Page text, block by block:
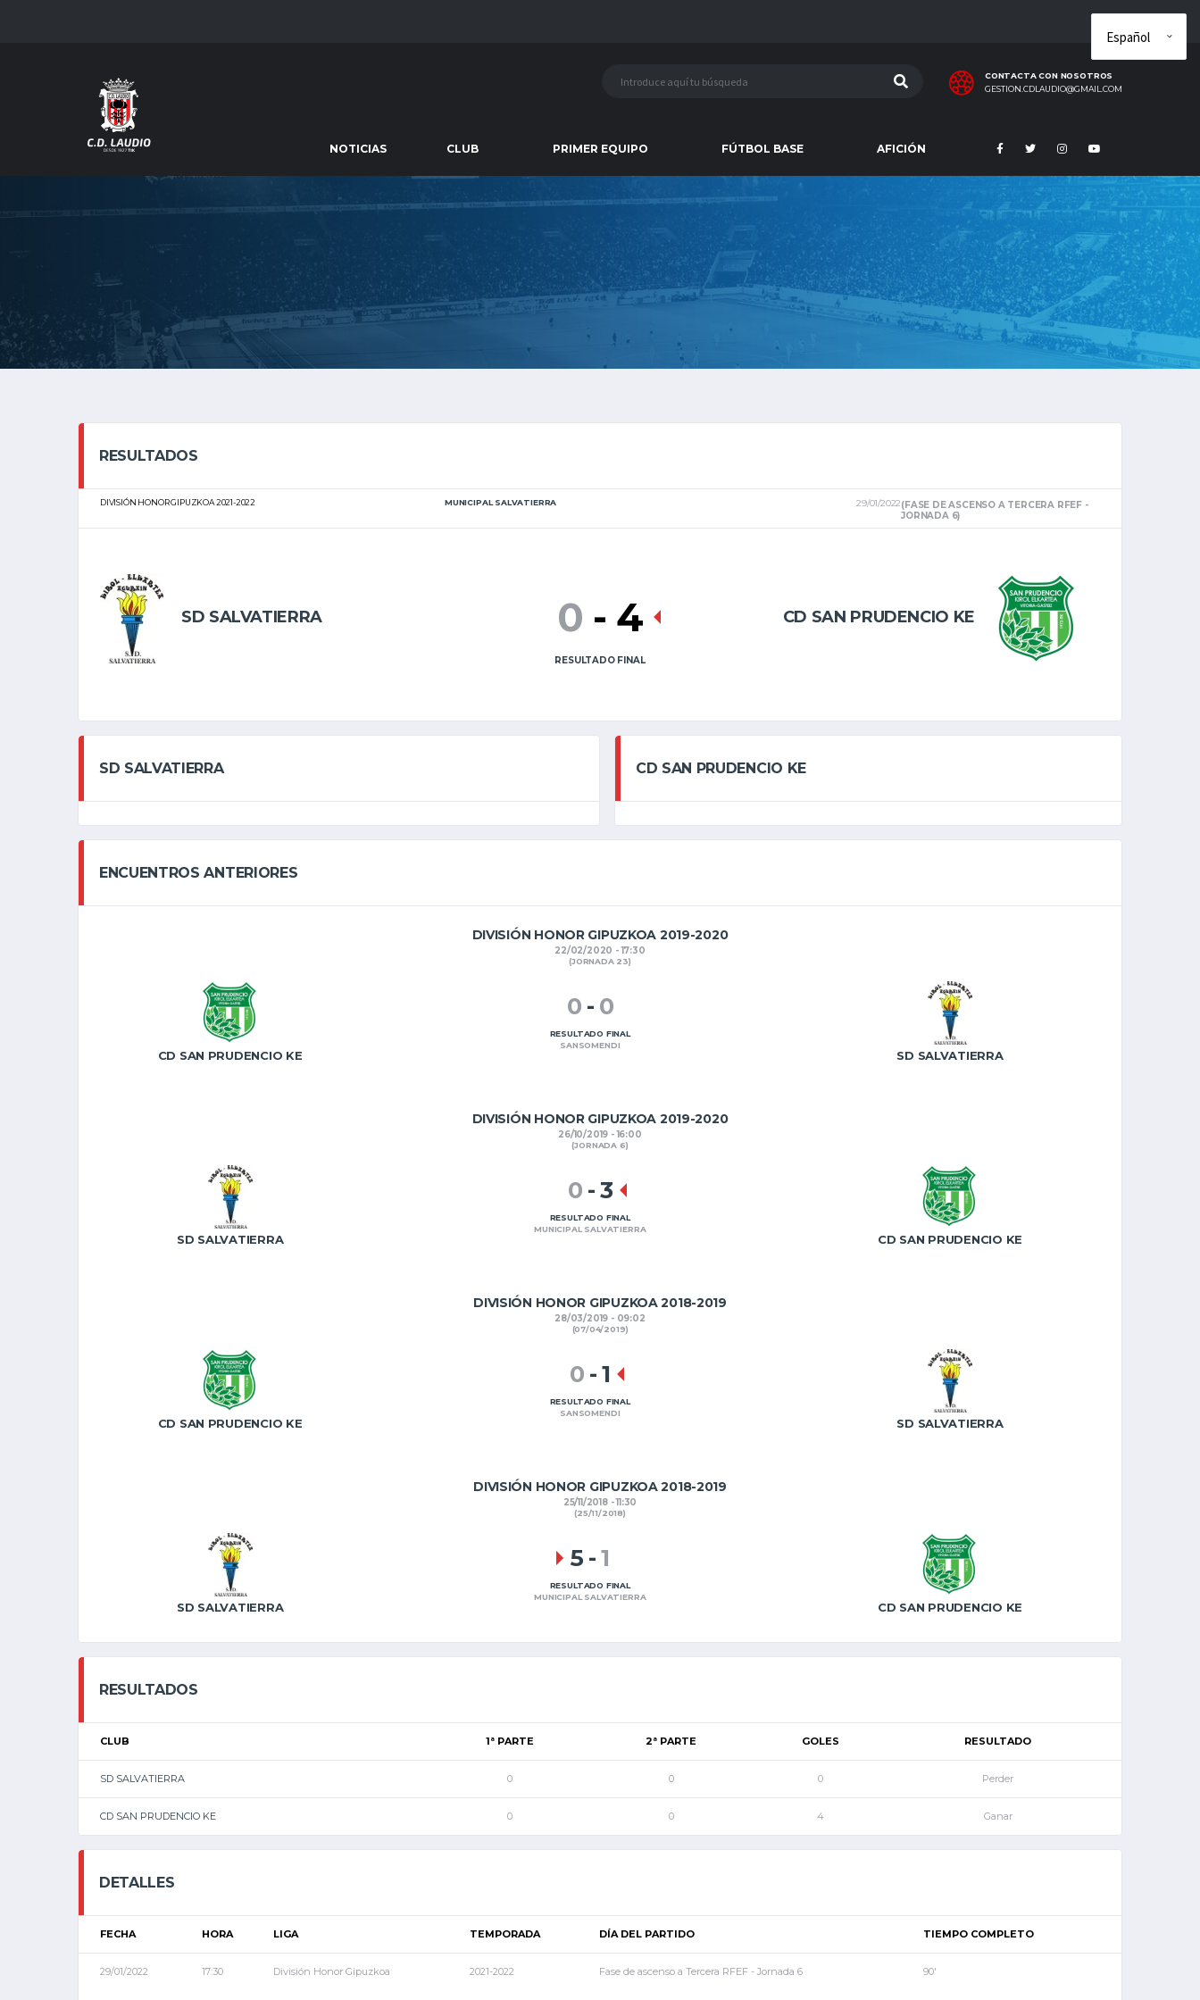
CONTACTA CON NOSOTROS
GESTION.CDLAUDIO@GMAIL.COM
NOTICIAS CLUB PRIMER EQUIPO FÚTBOL BASE AFICIÓN
RESULTADOS
DIVISIÓN HONOR GIPUZKOA 2021-2022 MUNICIPAL SALVATIERRA 29/01/2022(FASE DE ASCENSO A TERCERA RFEF -
JORNADA 6)
SD SALVATIERRA CD SAN PRUDENCIO KE
0 - 4
RESULTADO FINAL
SD SALVATIERRA CD SAN PRUDENCIO KE
ENCUENTROS ANTERIORES
DIVISIÓN HONOR GIPUZKOA 2019-2020
22/02/2020 - 17:30
(JORNADA 23)
CD SAN PRUDENCIO KE SD SALVATIERRA
0 - 0
RESULTADO FINAL
SANSOMENDI
DIVISIÓN HONOR GIPUZKOA 2019-2020
26/10/2019 - 16:00
(JORNADA 6)
SD SALVATIERRA CD SAN PRUDENCIO KE
0 -3
RESULTADO FINAL
MUNICIPAL SALVATIERRA
DIVISIÓN HONOR GIPUZKOA 2018-2019
28/03/2019 - 09:02
(07/04/2019)
CD SAN PRUDENCIO KE SD SALVATIERRA
0 -1
RESULTADO FINAL
SANSOMENDI
DIVISIÓN HONOR GIPUZKOA 2018-2019
25/11/2018 - 11:30
(25/11/2018)
SD SALVATIERRA CD SAN PRUDENCIO KE
5 -1
RESULTADO FINAL
MUNICIPAL SALVATIERRA
RESULTADOS
CLUB 1ª PARTE 2ª PARTE GOLES RESULTADO
SD SALVATIERRA 0 0 0 Perder
CD SAN PRUDENCIO KE 0 0 4 Ganar
DETALLES
FECHA HORA LIGA TEMPORADA DÍA DEL PARTIDO TIEMPO COMPLETO
29/01/2022 17:30 División Honor Gipuzkoa 2021-2022 Fase de ascenso a Tercera RFEF - Jornada 6 90'